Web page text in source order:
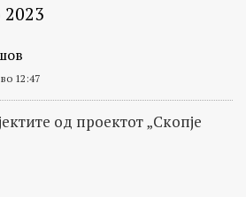
2023
12:47
од проектот „Скопје